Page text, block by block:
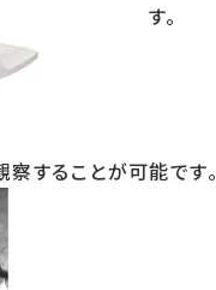
す。
することが可能です。